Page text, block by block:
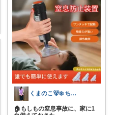
くまのこ🐻‍❄️ ちいさなきらめき日和
🏠もしもの窒息事故に、家に1